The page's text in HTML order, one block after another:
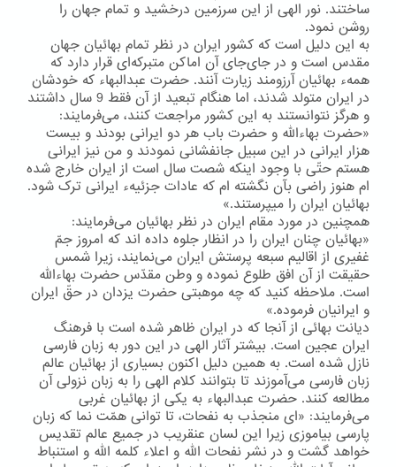
ساختند. نور الهی از این سرزمین درخشید و تمام جهان را
روشن نمود.
به این دلیل است كه كشور ایران در نظر تمام بهائیان جهان
مقدس است و در جای‌جای آن اماكن متبركه‌ای قرار دارد كه
همهء بهائیان آرزومند زیارت آنند. حضرت عبدالبهاء كه خودشان
در ایران متولد شدند، اما هنگام تبعید از آن فقط 9 سال داشتند
و هرگز نتوانستند به این كشور مراجعت كنند، می‌فرمایند:
«حضرت بهاءالله و حضرت باب هر دو ایرانی بودند و بیست
هزار ایرانی در این سبیل جانفشانی نمودند و من نیز ایرانی
هستم حتّی با وجود اینکه شصت سال است از ایران خارج شده
ام هنوز راضی بآن نگشته ام که عادات جزئیهء ایرانی ترک شود.
بهائیان ایران را میپرستند.»
همچنین در مورد مقام ایران در نظر بهائیان می‌فرمایند:
«بهائیان چنان ایران را در انظار جلوه داده اند که امروز جمّ
غفیری از اقالیم سبعه پرستش ایران می‌نمایند، زیرا شمس
حقیقت از آن افق طلوع نموده و وطن مقدّس حضرت بهاءالله
است. ملاحظه کنید که چه موهبتی حضرت یزدان در حقّ ایران
و ایرانیان فرموده.»
دیانت بهائی از آنجا كه در ایران ظاهر شده است با فرهنگ
ایران عجین است. بیشتر آثار الهی در این دور به زبان فارسی
نازل شده است. به همین دلیل اكنون بسیاری از بهائیان عالم
زبان فارسی می‌آموزند تا بتوانند كلام الهی را به زبان نزولی آن
مطالعه كنند. حضرت عبدالبهاء به یكی از بهائیان غربی
می‌فرمایند: «ای منجذب به نفحات، تا توانی همّت نما که زبان
پارسی بیاموزی زیرا این لسان عنقریب در جمیع عالم تقدیس
خواهد گشت و در نشر نفحات الله و اعلاء کلمه الله و استنباط